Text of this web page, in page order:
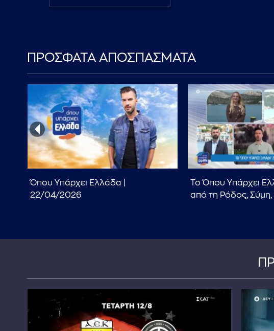
ΠΡΟΣΦΑΤΑ ΑΠΟΣΠΑΣΜΑΤΑ
Όπου Υπάρχει Ελλάδα |
22/04/2026
Το Όπου Υπάρχει
από τη Ρόδος,